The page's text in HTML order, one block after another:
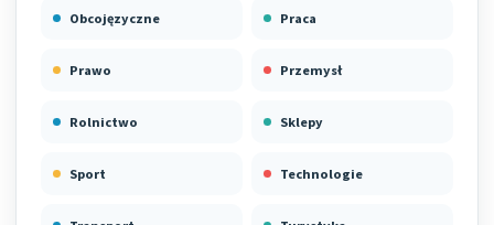
Obcojęzyczne Praca
Prawo Przemysł
Rolnictwo Sklepy
Sport Technologie